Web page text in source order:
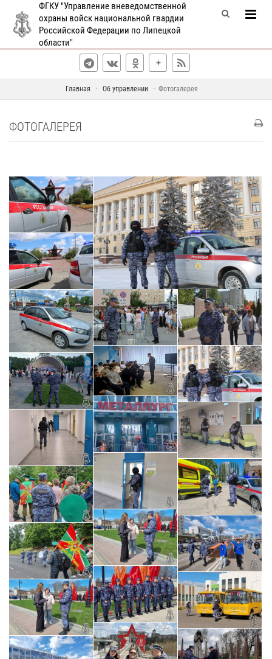
ФГКУ "Управление вневедомственной
охраны войск национальной гвардии
Российской Федерации по Липецкой
области"
Главная Об управлении Фотогалерея
ФОТОГАЛЕРЕЯ